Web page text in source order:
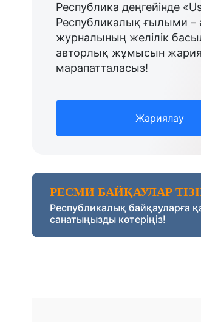
Республика деңгейінде
Республикалық ғылыми –
журналының желілік
авторлық жұмысын
марапатталасыз!
Жариялау
РЕСМИ БАЙҚАУЛАР
Республикалық байқауларға
санатыңызды көтеріңіз!